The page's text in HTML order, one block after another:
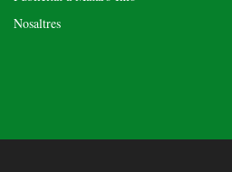
Nosaltres